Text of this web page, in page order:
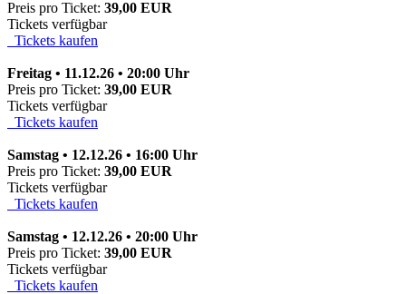
Preis pro Ticket: 39,00 EUR
Tickets verfügbar
Tickets kaufen
Freitag • 11.12.26 • 20:00 Uhr
Preis pro Ticket: 39,00 EUR
Tickets verfügbar
Tickets kaufen
Samstag • 12.12.26 • 16:00 Uhr
Preis pro Ticket: 39,00 EUR
Tickets verfügbar
Tickets kaufen
Samstag • 12.12.26 • 20:00 Uhr
Preis pro Ticket: 39,00 EUR
Tickets verfügbar
Tickets kaufen